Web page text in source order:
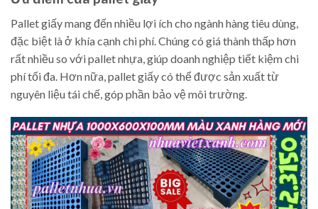
Pallet giấy mang đến nhiều lợi ích cho ngành hàng tiêu dùng,
đặc biệt là ở khía cạnh chi phí. Chúng có giá thành thấp hơn
rất nhiều so với pallet nhựa, giúp doanh nghiệp tiết kiệm chi
phí tối đa. Hơn nữa, pallet giấy có thể được sản xuất từ
nguyên liệu tái chế, góp phần bảo vệ môi trường.